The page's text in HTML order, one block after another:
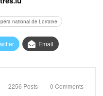
national de Lorraine
Email
2256 Posts 0 Comments